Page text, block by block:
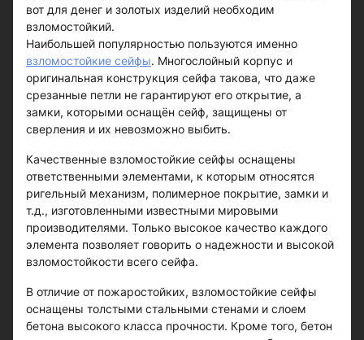
вот для денег и золотых изделий необходим
взломостойкий.
Наибольшей популярностью пользуются именно
взломостойкие сейфы. Многослойный корпус и
оригинальная конструкция сейфа такова, что даже
срезанные петли не гарантируют его открытие, а
замки, которыми оснащён сейф, защищены от
сверления и их невозможно выбить.
Качественные взломостойкие сейфы оснащены
ответственными элементами, к которым относятся
ригельный механизм, полимерное покрытие, замки и
т.д., изготовленными известными мировыми
производителями. Только высокое качество каждого
элемента позволяет говорить о надежности и высокой
взломостойкости всего сейфа.
В отличие от пожаростойких, взломостойкие сейфы
оснащены толстыми стальными стенами и слоем
бетона высокого класса прочности. Кроме того, бетон